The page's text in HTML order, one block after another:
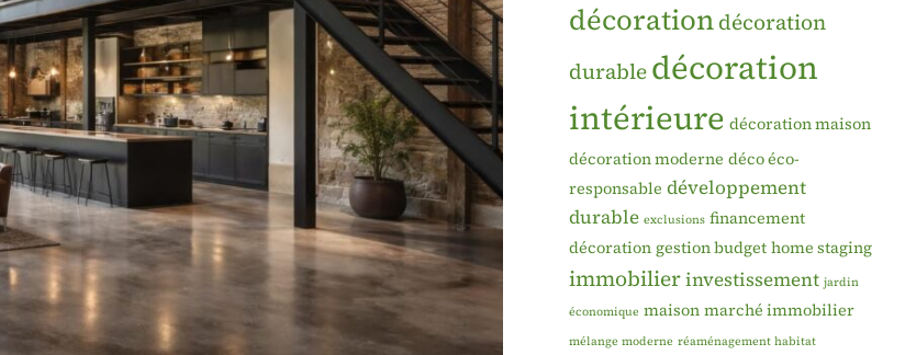
décorationdécoration
durabledécoration
intérieure décoration maison
décoration moderne déco éco-
responsable développement
durable exclusions financement
décoration gestion budget home staging
immobilierinvestissement jardin
économique maison marché immobilier
mélange moderne réaménagement habitat